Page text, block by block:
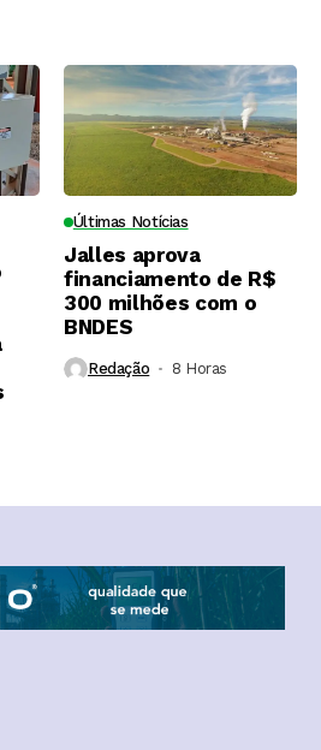
Últimas Notícias
Jalles aprova
financiamento de R$
300 milhões com o
BNDES
Redação 8 Horas ⁮